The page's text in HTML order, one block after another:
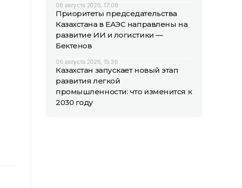
06 августа 2026, 17:08
Приоритеты председательства
Казахстана в ЕАЭС направлены на
развитие ИИ и логистики —
Бектенов
06 августа 2026, 15:36
Казахстан запускает новый этап
развития легкой
промышленности: что изменится к
2030 году